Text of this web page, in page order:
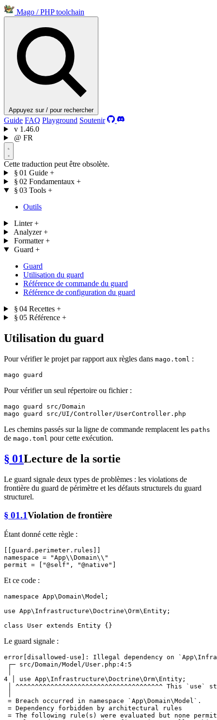
Mago / PHP toolchain
Appuyez sur / pour rechercher
Guide FAQ Playground Soutenir
v 1.46.0
@ FR
Cette traduction peut être obsolète.
§ 01 Guide +
§ 02 Fondamentaux +
§ 03 Tools +
Outils
Linter +
Analyzer +
Formatter +
Guard +
Guard
Utilisation du guard
Référence de commande du guard
Référence de configuration du guard
§ 04 Recettes +
§ 05 Référence +
Utilisation du guard
Pour vérifier le projet par rapport aux règles dans mago.toml :
Pour vérifier un seul répertoire ou fichier :
mago guard src/Domain
Les chemins passés sur la ligne de commande remplacent les paths
de mago.toml pour cette exécution.
§ 01Lecture de la sortie
Le guard signale deux types de problèmes : les violations de
frontière du guard de périmètre et les défauts structurels du guard
structurel.
§ 01.1Violation de frontière
Étant donné cette règle :
[[guard.perimeter.rules]]
namespace =
"App\\Domain\\"
permit = [ "@self" , "@native"
Et ce code :
namespace App\Domain\Model ;
use App\ Infrastructure\Doctrine\Orm\ Entity ;
class
User extends Entity
Le guard signale :
error[disallowed-use]: Illegal dependency on
┌─ src/Domain/Model/User.php:4:5
4 │ use App\Infrastructure\Doctrine\Orm\Entity;
│ ^^^^^^^^^^^^^^^^^^^^^^^^^^^^^^^^^^^^^^ This
= Breach occurred in namespace `App\Domain\Model`.
= Dependency forbidden by architectural rules
= The following rule(s) were evaluated but none